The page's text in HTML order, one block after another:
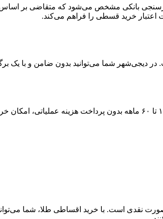
بانکی مشخص می‌شود که متقاضی بر اساس
اعتبار خرید قسطی را فراهم می‌کند.
دیجی‌شهر شما می‌توانید بدون ضامن و با یک
۶۰ ماهه بدون پرداخت هزینه عملیاتی، امکان
نقدی است. با خرید اقساطی طلا، شما